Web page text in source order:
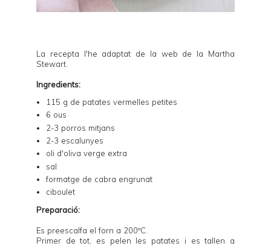
La recepta l'he adaptat de la web de la Martha
Stewart
Ingredients:
115 g de patates vermelles petites
6 ous
2-3 porros mitjans
2-3 escalunyes
oli d'oliva verge extra
sal
formatge de cabra engrunat
ciboulet
Preparació:
Es preescalfa el forn a 200ºC.
Primer de tot, es pelen les patates i es tallen a